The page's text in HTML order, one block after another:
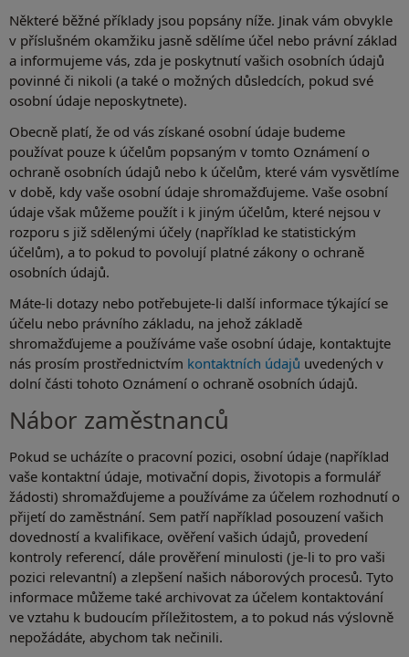
Některé běžné příklady jsou popsány níže. Jinak vám obvykle
v příslušném okamžiku jasně sdělíme účel nebo právní základ
a informujeme vás, zda je poskytnutí vašich osobních údajů
povinné či nikoli (a také o možných důsledcích, pokud své
osobní údaje neposkytnete).
Obecně platí, že od vás získané osobní údaje budeme
používat pouze k účelům popsaným v tomto Oznámení o
ochraně osobních údajů nebo k účelům, které vám vysvětlíme
v době, kdy vaše osobní údaje shromažďujeme. Vaše osobní
údaje však můžeme použít i k jiným účelům, které nejsou v
rozporu s již sdělenými účely (například ke statistickým
účelům), a to pokud to povolují platné zákony o ochraně
osobních údajů.
Máte-li dotazy nebo potřebujete-li další informace týkající se
účelu nebo právního základu, na jehož základě
shromažďujeme a používáme vaše osobní údaje, kontaktujte
nás prosím prostřednictvím kontaktních údajů uvedených v
dolní části tohoto Oznámení o ochraně osobních údajů.
Nábor zaměstnanců
Pokud se ucházíte o pracovní pozici, osobní údaje (například
vaše kontaktní údaje, motivační dopis, životopis a formulář
žádosti) shromažďujeme a používáme za účelem rozhodnutí o
přijetí do zaměstnání. Sem patří například posouzení vašich
dovedností a kvalifikace, ověření vašich údajů, provedení
kontroly referencí, dále prověření minulosti (je-li to pro vaši
pozici relevantní) a zlepšení našich náborových procesů. Tyto
informace můžeme také archivovat za účelem kontaktování
ve vztahu k budoucím příležitostem, a to pokud nás výslovně
nepožádáte, abychom tak nečinili.